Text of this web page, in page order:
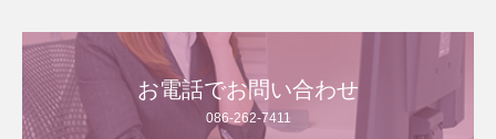
お電話でお問い合わせ
086-262-7411